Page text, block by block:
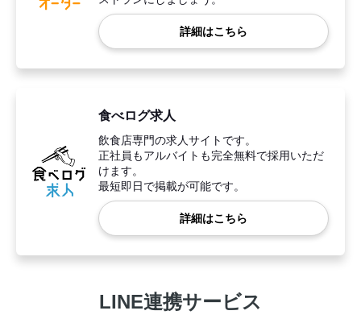
詳細はこちら
食べログ求人
飲食店専門の求人サイトです。
正社員もアルバイトも完全無料で採用いただ
けます。
最短即日で掲載が可能です。
詳細はこちら
LINE連携サービス